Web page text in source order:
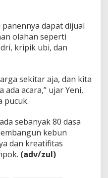
dapat dijual
olahan seperti
kripik ubi, dan
sekitar aja, dan kita
acara,” ujar Yeni,
pucuk.
sebanyak 80 dasa
kebun
dan kreatifitas
(adv/zul)